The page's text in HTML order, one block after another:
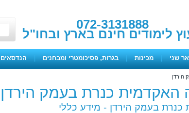
072-3131888
לימודים חינם בארץ ובחו"ל
שני | מכינות | בגרות, פסיכומטרי ומבחנים | הנדסאים
הירדן
האקדמית כנרת בעמק הירדן
כנרת בעמק הירדן - מידע כללי